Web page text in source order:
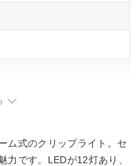
ム式のクリップライト。セ
力です。LEDが12灯あり、